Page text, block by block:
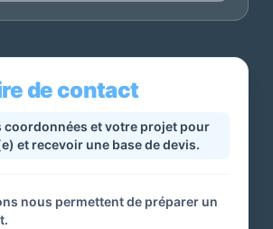
de contact
coordonnées et votre projet pour
et recevoir une base de devis.
nous permettent de préparer un